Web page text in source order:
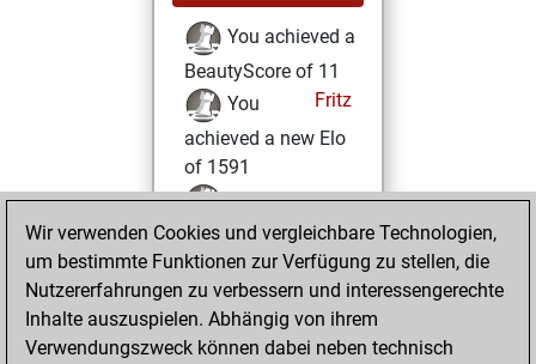
You achieved a
BeautyScore of 11
Fritz
You
achieved a new Elo
of 1591
You created
your Fritz account
Samstag,
Oktober 12, 2024
Wir verwenden Cookies und vergleichbare Technologien,
um bestimmte Funktionen zur Verfügung zu stellen, die
Nutzererfahrungen zu verbessern und interessengerechte
Inhalte auszuspielen. Abhängig von ihrem
Verwendungszweck können dabei neben technisch